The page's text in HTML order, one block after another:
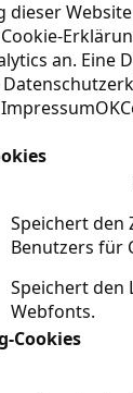
dieser
an. Eine
ImpressumOK
Speichert den
Benutzers für
Speichert den
Webfonts.
Cookies